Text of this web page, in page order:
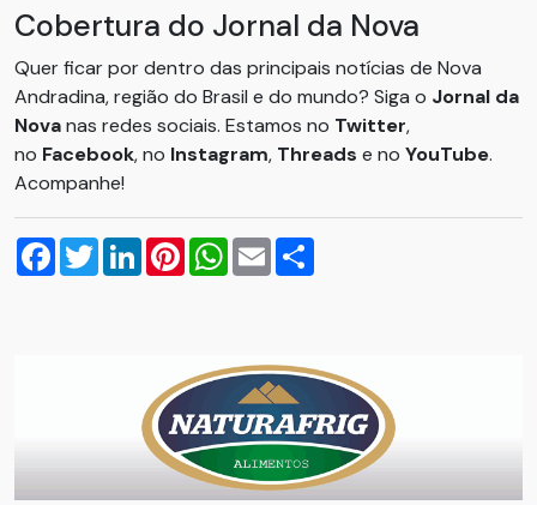
Cobertura do Jornal da Nova
Quer ficar por dentro das principais notícias de Nova
Andradina, região do Brasil e do mundo? Siga o Jornal da
Novanas redes sociais. Estamos no Twitter,
no Facebook, no Instagram, Threads e no YouTube.
Acompanhe!
Facebook
TwitterLinkedInPinterestWhatsApp
Email